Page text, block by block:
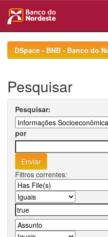
navigationDSpace - BNB - Banco do
Pesquisar
Pesquisar:
por
Filtros correntes: